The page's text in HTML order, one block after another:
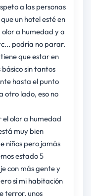
a las personas
un hotel esté en
olor a humedad y a
podría no parar.
que estar en
sin tantos
hasta el punto
eso no
el olor a humedad
muy bien
niños pero jamás
y
sí mi habitación
terror, unos